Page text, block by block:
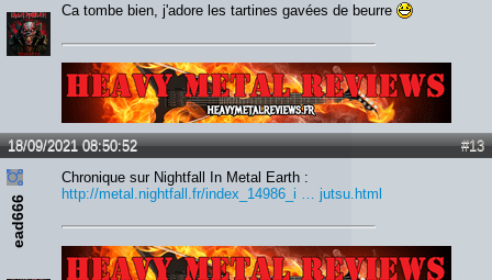
Ca tombe bien, j'adore les tartines gavées de beurre
Lien :http://heavymetalreviews.fr/
#13
18/09/2021 08:50:52
ead666
Chronique sur Nightfall In Metal Earth :
http://metal.nightfall.fr/index_14986_i … jutsu.html